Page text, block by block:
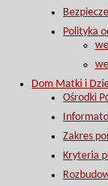
Polityka
Dom Matki i
Ośrodki
Zakres
Kryteria